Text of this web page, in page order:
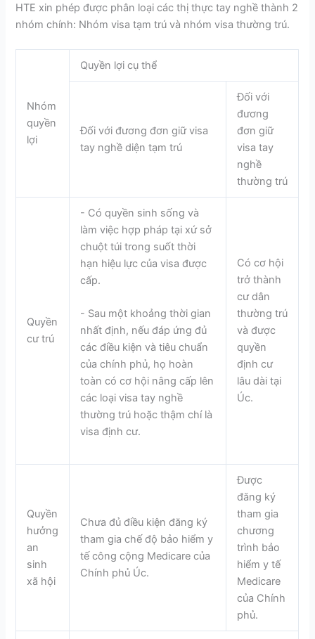
HTE xin phép được phân loại các thị thực tay nghề thành 2
nhóm chính: Nhóm visa tạm trú và nhóm visa thường trú.
Nhóm
quyền
lợi
Quyền lợi cụ thể
Đối với đương đơn giữ visa
tay nghề diện tạm trú
Đối với
đương
đơn giữ
visa tay
nghề
thường trú
Quyền
cư trú
- Có quyền sinh sống và
làm việc hợp pháp tại xứ sở
chuột túi trong suốt thời
hạn hiệu lực của visa được
cấp.
- Sau một khoảng thời gian
nhất định, nếu đáp ứng đủ
các điều kiện và tiêu chuẩn
của chính phủ, họ hoàn
toàn có cơ hội nâng cấp lên
các loại visa tay nghề
thường trú hoặc thậm chí là
visa định cư.
Có cơ hội
trở thành
cư dân
thường trú
và được
quyền
định cư
lâu dài tại
Úc.
Quyền
hưởng
an
sinh
xã hội
Chưa đủ điều kiện đăng ký
tham gia chế độ bảo hiểm y
tế công cộng Medicare của
Chính phủ Úc.
Được
đăng ký
tham gia
chương
trình bảo
hiểm y tế
Medicare
của Chính
phủ.